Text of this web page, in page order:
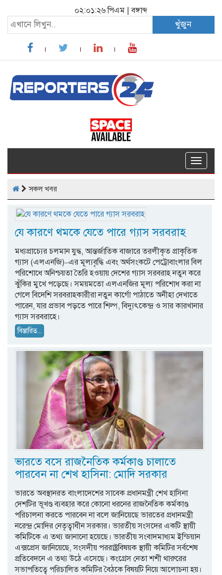
০২:০১:২৭ পিএম |বঙ্গাব্দ
খুঁজুন
Toggle
সকল খবর
যে কারণে থমকে যেতে পারে গ্যাস সরবরাহ
মধ্যপ্রাচ্যের চলমান যুদ্ধ, আন্তর্জাতিক বাজারে তরলীকৃত প্রাকৃতিক
গ্যাস (এলএনজি)–এর মূল্যবৃদ্ধি এবং অর্থসংকটে পেট্রোবাংলার বিল
পরিশোধে অনিশ্চয়তা তৈরি হওয়ায় দেশের গ্যাস সরবরাহ নতুন করে
ঝুঁকির মুখে পড়েছে। সময়মতো এলএনজির মূল্য পরিশোধ করা না
গেলে বিদেশি সরবরাহকারীরা নতুন কার্গো পাঠাতে অনীহা দেখাতে
পারেন, যার প্রভাব পড়তে পারে শিল্প, বিদ্যুৎকেন্দ্র ও সার কারখানার
গ্যাস সরবরাহে।
বিস্তারিত...
ভারতে বসে রাজনৈতিক কর্মকাণ্ড চালাতে
পারবেন না শেখ হাসিনা: মোদি সরকার
ভারতে অবস্থানরত বাংলাদেশের সাবেক প্রধানমন্ত্রী শেখ হাসিনা
দেশটির ভূখণ্ড ব্যবহার করে কোনো ধরনের রাজনৈতিক কর্মকাণ্ড
পরিচালনা করতে পারবেন না বলে জানিয়েছে ভারতের প্রধানমন্ত্রী
নরেন্দ্র মোদির নেতৃত্বাধীন সরকার। ভারতীয় সংসদের একটি স্থায়ী
কমিটিকে এ তথ্য জানানো হয়েছে। ভারতীয় সংবাদমাধ্যম ইন্ডিয়ান
এক্সপ্রেস জানিয়েছে, সংসদীয় পররাষ্ট্রবিষয়ক স্থায়ী কমিটির সর্বশেষ
প্রতিবেদনে এ তথ্য উঠে এসেছে। কংগ্রেস নেতা শশী থারুরের
সভাপতিত্বে পরিচালিত কমিটির বৈঠকে বিষয়টি নিয়ে আলোচনা হয়।